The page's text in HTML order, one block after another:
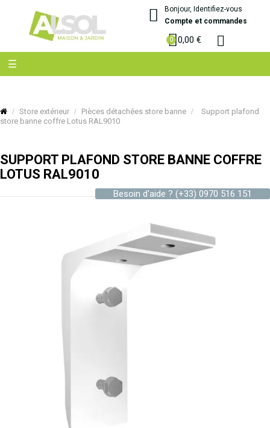
Bonjour, Identifiez-vous
Compte et commandes
0,00 €
Basculer
la
☰
Store extérieur Pièces détachées store banne
Support plafond
store banne coffre Lotus RAL9010
SUPPORT PLAFOND STORE BANNE COFFRE
LOTUS RAL9010
Besoin d'aide ? (+33) 0970 516 151